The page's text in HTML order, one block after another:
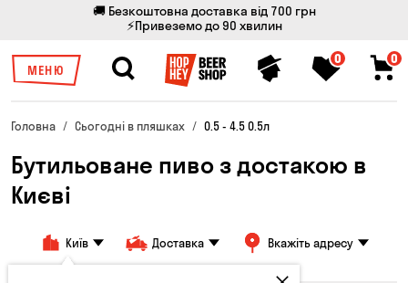
🚚 Безкоштовна доставка від 700 грн
⚡Привеземо до 90 хвилин
МЕНЮ
0 0
Головна Сьогодні в пляшках 0.5 - 4.5 0.5л
Бутильоване пиво з достакою в
Києві
Київ Доставка Вкажіть адресу